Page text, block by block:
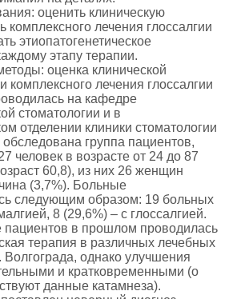
оценить клиническую
комплексного лечения глоссалгии
этиопатогенетическое
этапу терапии.
оценка клинической
комплексного лечения глоссалгии
на кафедре
стоматологии и в
отделении клиники стоматологии
группа пациентов,
человек в возрасте от 24 до 87
60,8), из них 26 женщин
(3,7%). Больные
следующим образом: 19 больных
8 (29,6%) – с глоссалгией.
пациентов в прошлом проводилась
терапия в различных лечебных
Волгограда, однако улучшения
и кратковременными (о
данные катамнеза).